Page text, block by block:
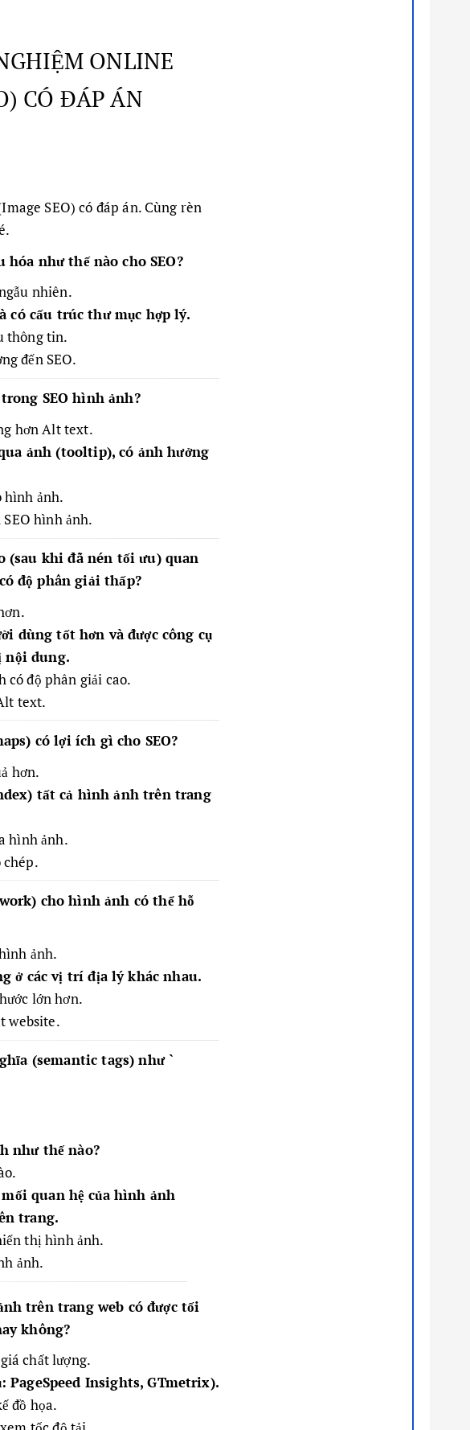
ONLINE
CÓ ĐÁP ÁN
SEO) có đáp án. Cùng rèn
như thế nào cho SEO?
nhiên.
có cấu trúc thư mục hợp lý.
thông tin.
đến SEO.
SEO hình ảnh?
hơn Alt text.
ảnh (tooltip), có ảnh hưởng
hình ảnh.
hình ảnh.
(sau khi đã nén tối ưu) quan
độ phân giải thấp?
dùng tốt hơn và được công cụ
nội dung.
có độ phân giải cao.
text.
có lợi ích gì cho SEO?
hơn.
tất cả hình ảnh trên trang
hình ảnh.
chép.
cho hình ảnh có thể hỗ
ảnh.
ở các vị trí địa lý khác nhau.
lớn hơn.
website.
(semantic tags) như `
như thế nào?
quan hệ của hình ảnh
trang.
thị hình ảnh.
ảnh.
trên trang web có được tối
không?
chất lượng.
PageSpeed Insights, GTmetrix).
đồ họa.